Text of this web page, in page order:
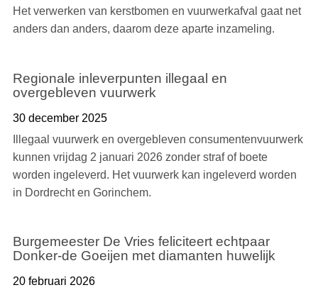
Het verwerken van kerstbomen en vuurwerkafval gaat net
anders dan anders, daarom deze aparte inzameling.
Regionale inleverpunten illegaal en
overgebleven vuurwerk
30 december 2025
Illegaal vuurwerk en overgebleven consumentenvuurwerk
kunnen vrijdag 2 januari 2026 zonder straf of boete
worden ingeleverd. Het vuurwerk kan ingeleverd worden
in Dordrecht en Gorinchem.
Burgemeester De Vries feliciteert echtpaar
Donker-de Goeijen met diamanten huwelijk
20 februari 2026